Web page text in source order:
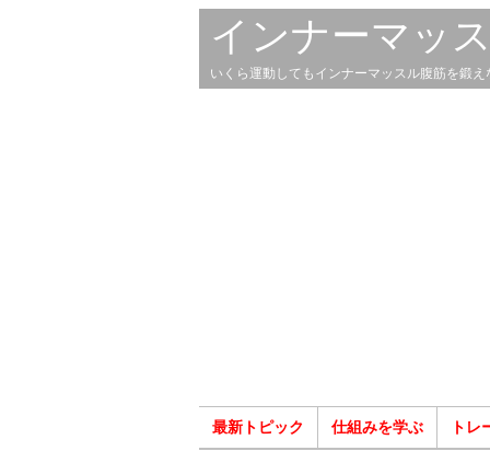
インナーマッ
いくら運動してもインナーマッスル腹筋を鍛
最新トピック 仕組みを学ぶ トレ